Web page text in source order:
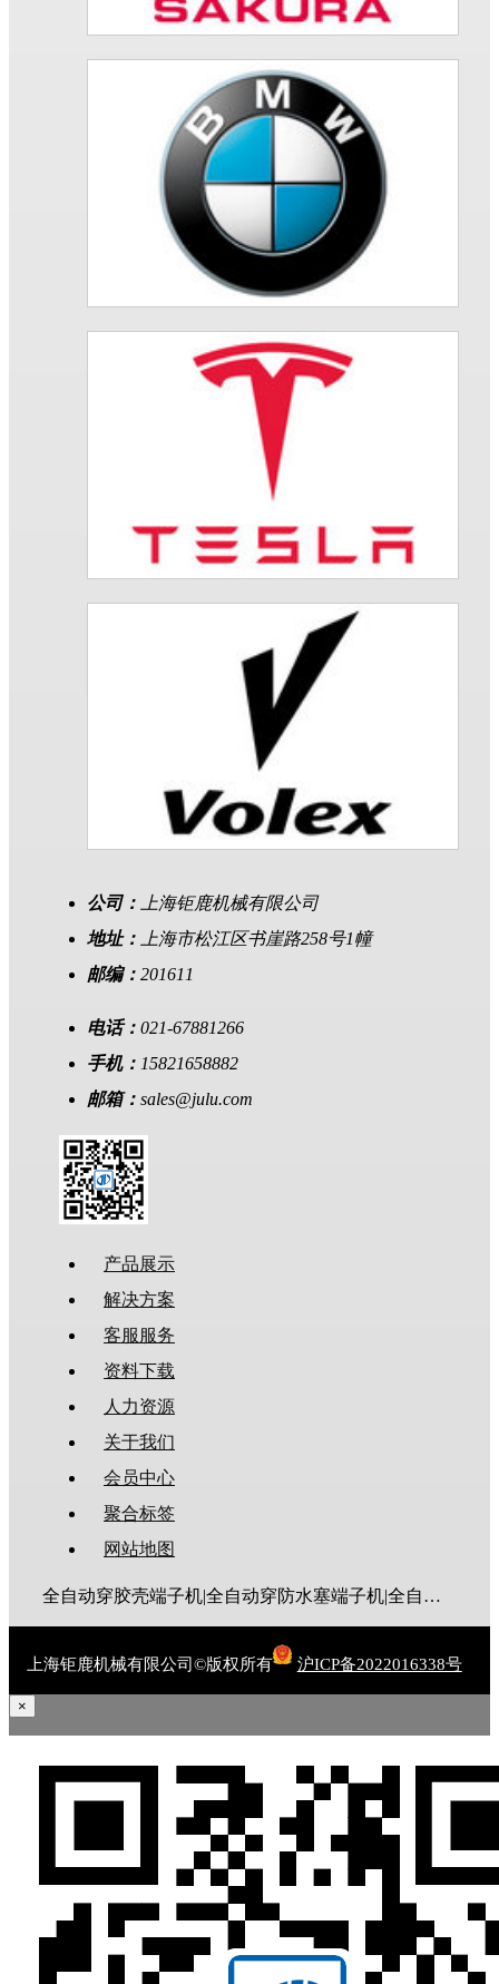
公司：
上海钜鹿机械有限公司
地址：
上海市松江区书崖路258号1幢
邮编： 201611
电话： 021-67881266
手机： 15821658882
邮箱： sales@julu.com
产品展示
解决方案
客服服务
资料下载
人力资源
关于我们
会员中心
聚合标签
网站地图
全自动穿胶壳端子机|全自动穿防水塞端子机|全自动穿热缩管端子机|全自动穿护套端子机|全自动穿号码管端子机|全自动端子机|全自动穿防水栓端子机|端子压着机|端子压接机|静音端子机|多芯线端子机|护套线端子机|全自动排线端子机|新能源大平方压接机|电脑剥线机|自动剥线机|裁线机|剥线机
上海钜鹿机械有限公司©版权所有 沪ICP备2022016338号
×